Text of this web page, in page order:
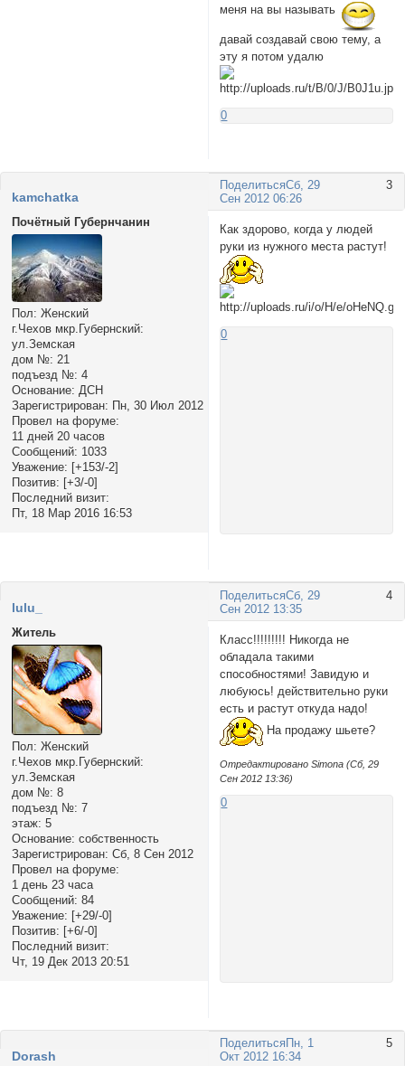
меня на вы называть
давай создавай свою тему, а
эту я потом удалю
0
Поделиться 3
Сб, 29
Сен 2012 06:26
kamchatka
Почётный Губернчанин
Пол: Женский
г.Чехов мкр.Губернский:
ул.Земская
дом №: 21
подъезд №: 4
Основание: ДСН
Зарегистрирован: Пн, 30 Июл 2012
Провел на форуме:
11 дней 20 часов
Сообщений: 1033
Уважение: [+153/-2]
Позитив: [+3/-0]
Последний визит:
Пт, 18 Мар 2016 16:53
Как здорово, когда у людей
руки из нужного места растут!
0
Поделиться 4
Сб, 29
Сен 2012 13:35
lulu_
Житель
Пол: Женский
г.Чехов мкр.Губернский:
ул.Земская
дом №: 8
подъезд №: 7
этаж: 5
Основание: собственность
Зарегистрирован: Сб, 8 Сен 2012
Провел на форуме:
1 день 23 часа
Сообщений: 84
Уважение: [+29/-0]
Позитив: [+6/-0]
Последний визит:
Чт, 19 Дек 2013 20:51
Класс!!!!!!!!! Никогда не
обладала такими
способностями! Завидую и
любуюсь! действительно руки
есть и растут откуда надо!
На продажу шьете?
Отредактировано Simona (Сб, 29
Сен 2012 13:36)
0
Поделиться 5
Пн, 1
Окт 2012 16:34
Dorash